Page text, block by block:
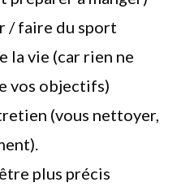
/ faire du sport
la vie (car rien ne
vos objectifs)
(vous nettoyer,
plus précis